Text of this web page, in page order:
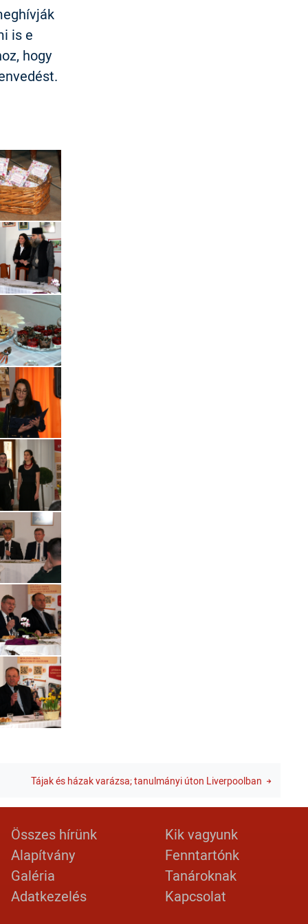
is e
hogy
Tájak és házak varázsa; tanulmányi úton Liverpoolban
Lábléc 2
Összes hírünk
Alapítvány
Galéria
Adatkezelés
Footer menu
Kik vagyunk
Fenntartónk
Tanároknak
Kapcsolat